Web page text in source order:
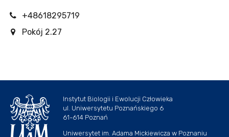
+48618295719
Pokój 2.27
Instytut Biologii i Ewolucji Człowieka
ul. Uniwersytetu Poznańskiego 6
61-614 Poznań
Uniwersytet im. Adama Mickiewicza w Poznaniu